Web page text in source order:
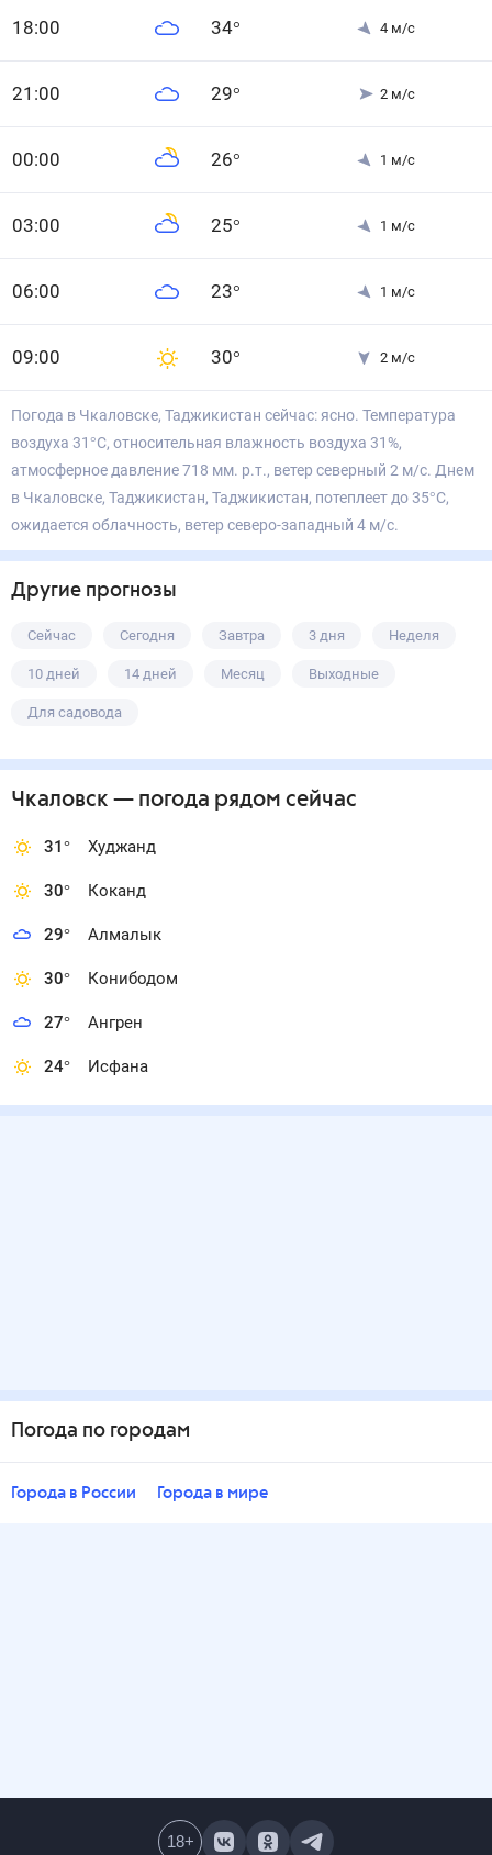
18:00 34° 4 м/с
21 :00 29° 2 м/с
00:00 26° 1 м/с
03:00 25° 1 м/с
06:00 23° 1 м/с
09:00 30° 2 м/с
Погода в Чкаловске, Таджикистан сейчас: ясно. Температура
воздуха 31°С, относительная влажность воздуха 31%,
атмосферное давление 718 мм. р.т., ветер северный 2 м/с. Днем
в Чкаловске, Таджикистан, Таджикистан, потеплеет до 35°С,
ожидается облачность, ветер северо-западный 4 м/с.
Другие прогнозы
Сейчас Сегодня Завтра 3 дня Неделя
10 дней 14 дней Месяц Выходные
Для садовода
Чкаловск — погода рядом сейчас
31° Худжанд
30° Коканд
29° Алмалык
30° Конибодом
27° Ангрен
24° Исфана
Погода по городам
Города в России Города в мире
18+